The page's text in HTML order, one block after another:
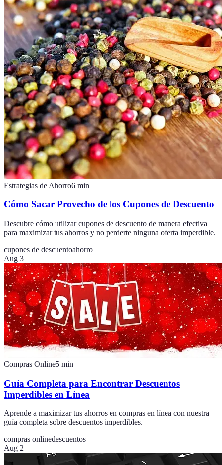
Estrategias de Ahorro6 min
Cómo Sacar Provecho de los Cupones de Descuento
Descubre cómo utilizar cupones de descuento de manera efectiva
para maximizar tus ahorros y no perderte ninguna oferta imperdible.
cupones de descuentoahorro
Aug 3
Compras Online5 min
Guía Completa para Encontrar Descuentos
Imperdibles en Línea
Aprende a maximizar tus ahorros en compras en línea con nuestra
guía completa sobre descuentos imperdibles.
compras onlinedescuentos
Aug 2